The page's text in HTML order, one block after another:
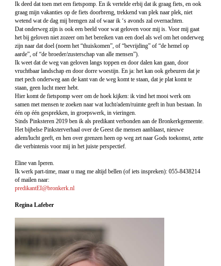
Ik deed dat toen met een fietspomp. En ik vertelde erbij dat ik graag fiets, en ook
graag mijn vakanties op de fiets doorbreng, trekkend van plek naar plek, niet
wetend wat de dag mij brengen zal of waar ik ‘s avonds zal overnachten.
Dat onderweg zijn is ook een beeld voor wat geloven voor mij is. Voor mij gaat
het bij geloven niet zozeer om het bereiken van een doel als wel om het onderweg
zijn naar dat doel (noem het “thuiskomen”, of “bevrijding” of “de hemel op
aarde”, of “de broeder/zusterschap van alle mensen”).
Ik weet dat de weg van geloven langs toppen en door dalen kan gaan, door
vruchtbaar landschap en door dorre woestijn. En ja: het kan ook gebeuren dat je
met pech onderweg aan de kant van de weg komt te staan, dat je plat komt te
staan, geen lucht meer hebt.
Hier komt de fietspomp weer om de hoek kijken: ik vind het mooi werk om
samen met mensen te zoeken naar wat lucht/adem/ruimte geeft in hun bestaan. In
één op één gesprekken, in groepswerk, in vieringen.
Sinds Pinksteren 2019 ben ik als predikant verbonden aan de Bronkerkgemeente.
Het bijbelse Pinksterverhaal over de Geest die mensen aanblaast, nieuwe
adem/lucht geeft, en hen over grenzen heen op weg zet naar Gods toekomst, zette
die verbintenis voor mij in het juiste perspectief.
Eline van Iperen.
Ik werk part-time, maar u mag me altijd bellen (of iets inspreken): 055-8438214
of mailen naar:
predikantEI@bronkerk.nl
Regina Lafeber